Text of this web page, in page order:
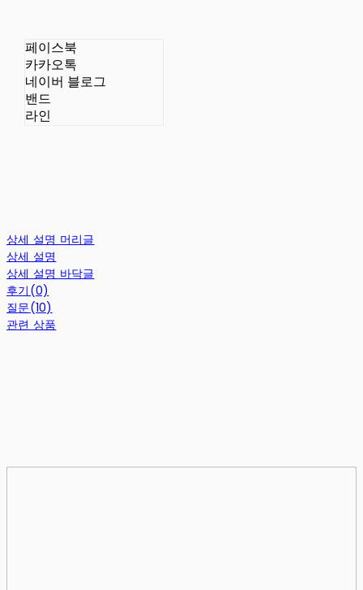
페이스북
카카오톡
네이버 블로그
밴드
라인
상세 설명 머리글
상세 설명
상세 설명 바닥글
후기(0)
질문(10)
관련 상품